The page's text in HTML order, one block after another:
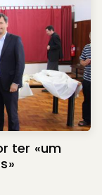
ter «um